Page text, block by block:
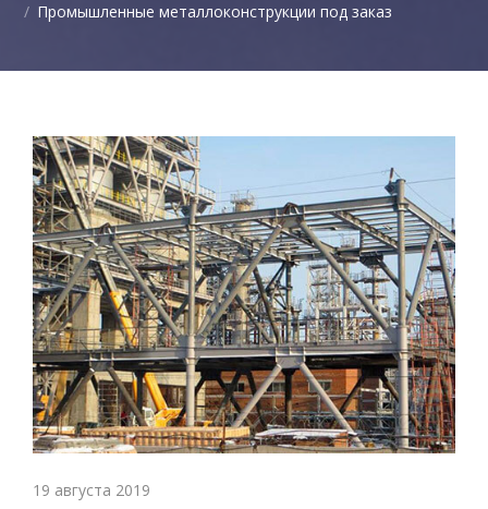
Промышленные металлоконструкции под заказ
19 августа 2019